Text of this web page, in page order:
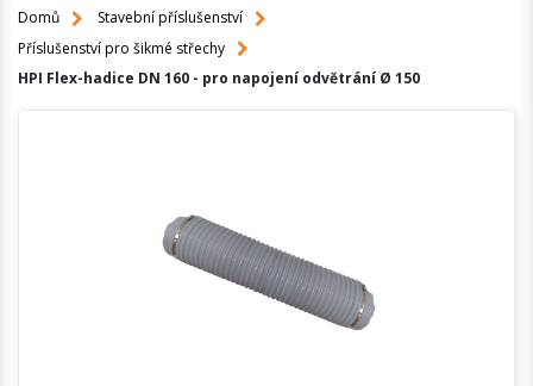
Domů
Stavební příslušenství
Příslušenství pro šikmé střechy
HPI Flex-hadice DN 160 - pro napojení odvětrání Ø 150